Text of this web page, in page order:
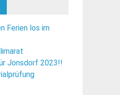
Ferien los im
Jonsdorf 2023!!